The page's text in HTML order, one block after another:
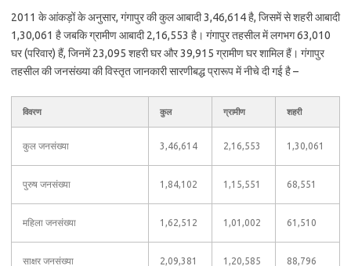
2011 के आंकड़ों के अनुसार, गंगापुर की कुल आबादी 3,46,614 है, जिसमें से शहरी आबादी
1,30,061 है जबकि ग्रामीण आबादी 2,16,553 है। गंगापुर तहसील में लगभग 63,010
घर (परिवार) हैं, जिनमें 23,095 शहरी घर और 39,915 ग्रामीण घर शामिल हैं। गंगापुर
तहसील की जनसंख्या की विस्तृत जानकारी सारणीबद्ध प्रारूप में नीचे दी गई है –
विवरण कुल ग्रामीण शहरी
कुल जनसंख्या 3,46,614 2,16,553 1,30,061
पुरुष जनसंख्या 1,84,102 1,15,551 68,551
महिला जनसंख्या 1,62,512 1,01,002 61,510
साक्षर जनसंख्या 2,09,381 1,20,585 88,796